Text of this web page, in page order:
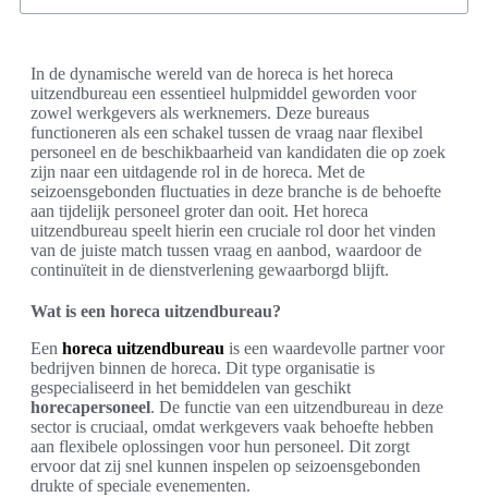
In de dynamische wereld van de horeca is het horeca
uitzendbureau een essentieel hulpmiddel geworden voor
zowel werkgevers als werknemers. Deze bureaus
functioneren als een schakel tussen de vraag naar flexibel
personeel en de beschikbaarheid van kandidaten die op zoek
zijn naar een uitdagende rol in de horeca. Met de
seizoensgebonden fluctuaties in deze branche is de behoefte
aan tijdelijk personeel groter dan ooit. Het horeca
uitzendbureau speelt hierin een cruciale rol door het vinden
van de juiste match tussen vraag en aanbod, waardoor de
continuïteit in de dienstverlening gewaarborgd blijft.
Wat is een horeca uitzendbureau?
Een horeca uitzendbureau is een waardevolle partner voor
bedrijven binnen de horeca. Dit type organisatie is
gespecialiseerd in het bemiddelen van geschikt
horecapersoneel. De functie van een uitzendbureau in deze
sector is cruciaal, omdat werkgevers vaak behoefte hebben
aan flexibele oplossingen voor hun personeel. Dit zorgt
ervoor dat zij snel kunnen inspelen op seizoensgebonden
drukte of speciale evenementen.